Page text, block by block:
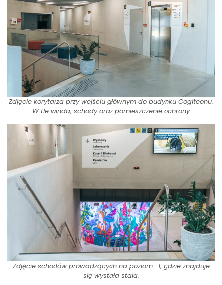
Zdjęcie korytarza przy wejściu głównym do budynku Cogiteonu.
W tle winda, schody oraz pomieszczenie ochrony
Zdjęcie schodów prowadzących na poziom -1, gdzie znajduje
się wystała stała.